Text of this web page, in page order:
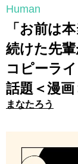
Human
「お前は
続けた先
コピーラ
話題＜漫画
まなたろう